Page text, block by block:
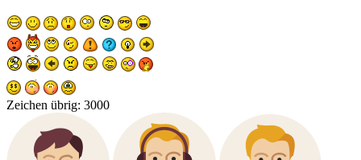
Zeichen übrig: 3000